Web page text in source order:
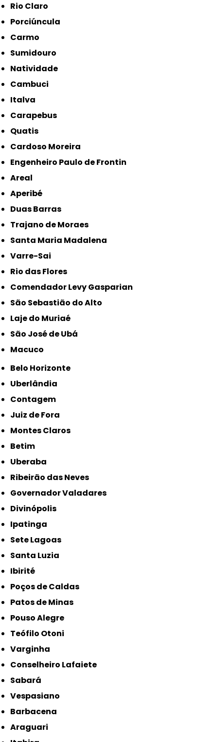
Rio Claro
Porciúncula
Carmo
Sumidouro
Natividade
Cambuci
Italva
Carapebus
Quatis
Cardoso Moreira
Engenheiro Paulo de Frontin
Areal
Aperibé
Duas Barras
Trajano de Moraes
Santa Maria Madalena
Varre-Sai
Rio das Flores
Comendador Levy Gasparian
São Sebastião do Alto
Laje do Muriaé
São José de Ubá
Macuco
Belo Horizonte
Uberlândia
Contagem
Juiz de Fora
Montes Claros
Betim
Uberaba
Ribeirão das Neves
Governador Valadares
Divinópolis
Ipatinga
Sete Lagoas
Santa Luzia
Ibirité
Poços de Caldas
Patos de Minas
Pouso Alegre
Teófilo Otoni
Varginha
Conselheiro Lafaiete
Sabará
Vespasiano
Barbacena
Araguari